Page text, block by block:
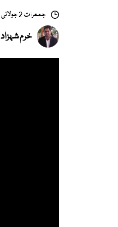
جمعرات 2 جولائی 2026
خرم شہزاد